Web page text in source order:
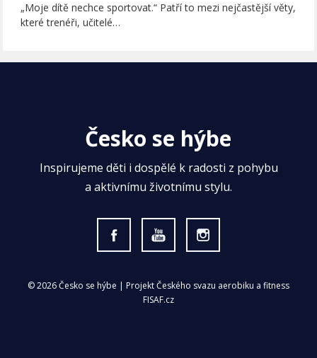
„Moje dítě nechce sportovat.“ Patří to mezi nejčastější věty,
které trenéři, učitelé…
Česko se hýbe
Inspirujeme děti i dospělé k radosti z pohybu
a aktivnímu životnímu stylu.
© 2026 Česko se hýbe | Projekt Českého svazu aerobiku a fitness
FISAF.cz